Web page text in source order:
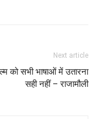
Next article
को सभी भाषाओं में उतारना
सही नहीं – राजामौली